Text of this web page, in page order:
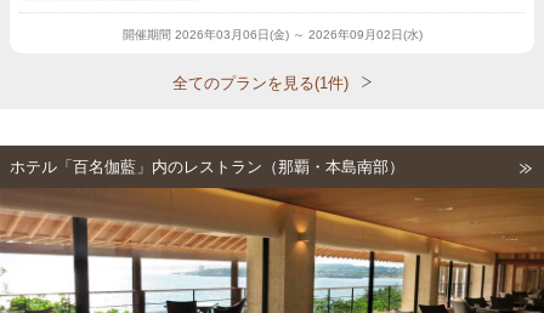
開催期間 2026年03月06日(金) ～ 2026年09月02日(水)
全てのプランを見る(1件)
ホテル「百名伽藍」内のレストラン（那覇・本島南部）